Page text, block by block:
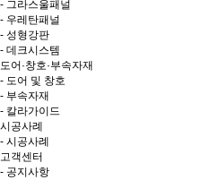
- 그라스울패널
- 우레탄패널
- 성형강판
- 데크시스템
도어·창호·부속자재
- 도어 및 창호
- 부속자재
- 칼라가이드
시공사례
- 시공사례
고객센터
- 공지사항